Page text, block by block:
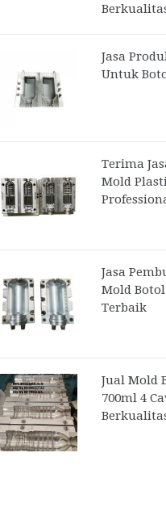
Jasa
Untuk
Terima
Mold
Jasa
Mold
Terbaik
Jual Mold
700ml 4